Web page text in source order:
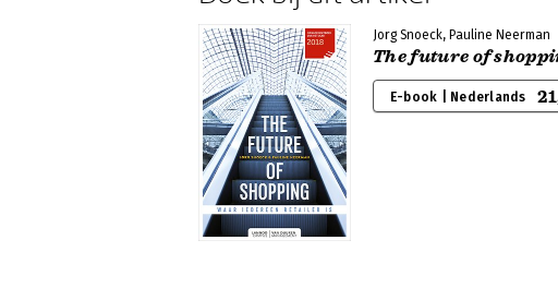
Jorg Snoeck, Pauline Neerman
The future of
E-book | Nederlands